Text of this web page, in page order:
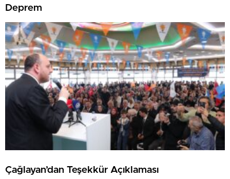
Deprem
Çağlayan’dan Teşekkür Açıklaması